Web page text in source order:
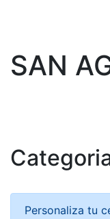
SAN
Personaliza tu